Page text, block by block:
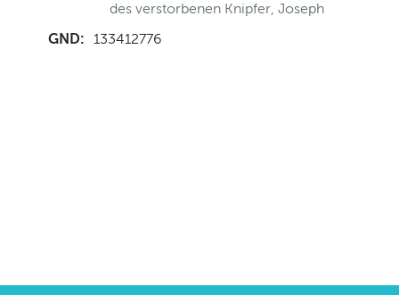
des verstorbenen Knipfer, Joseph
GND: 133412776